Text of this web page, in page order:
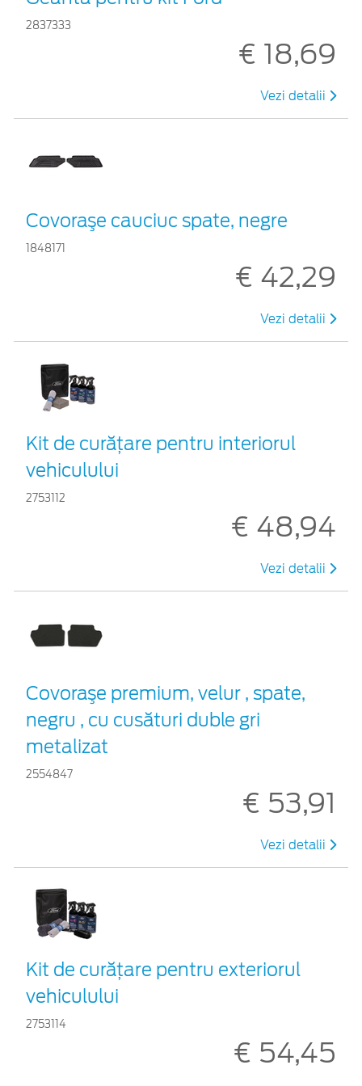
2837333
€ 18,69
Vezi detalii
Covoraşe cauciuc spate, negre
1848171
€ 42,29
Vezi detalii
Kit de curățare pentru interiorul
vehiculului
2753112
€ 48,94
Vezi detalii
Covoraşe premium, velur , spate,
negru , cu cusături duble gri
metalizat
2554847
€ 53,91
Vezi detalii
Kit de curățare pentru exteriorul
vehiculului
2753114
€ 54,45